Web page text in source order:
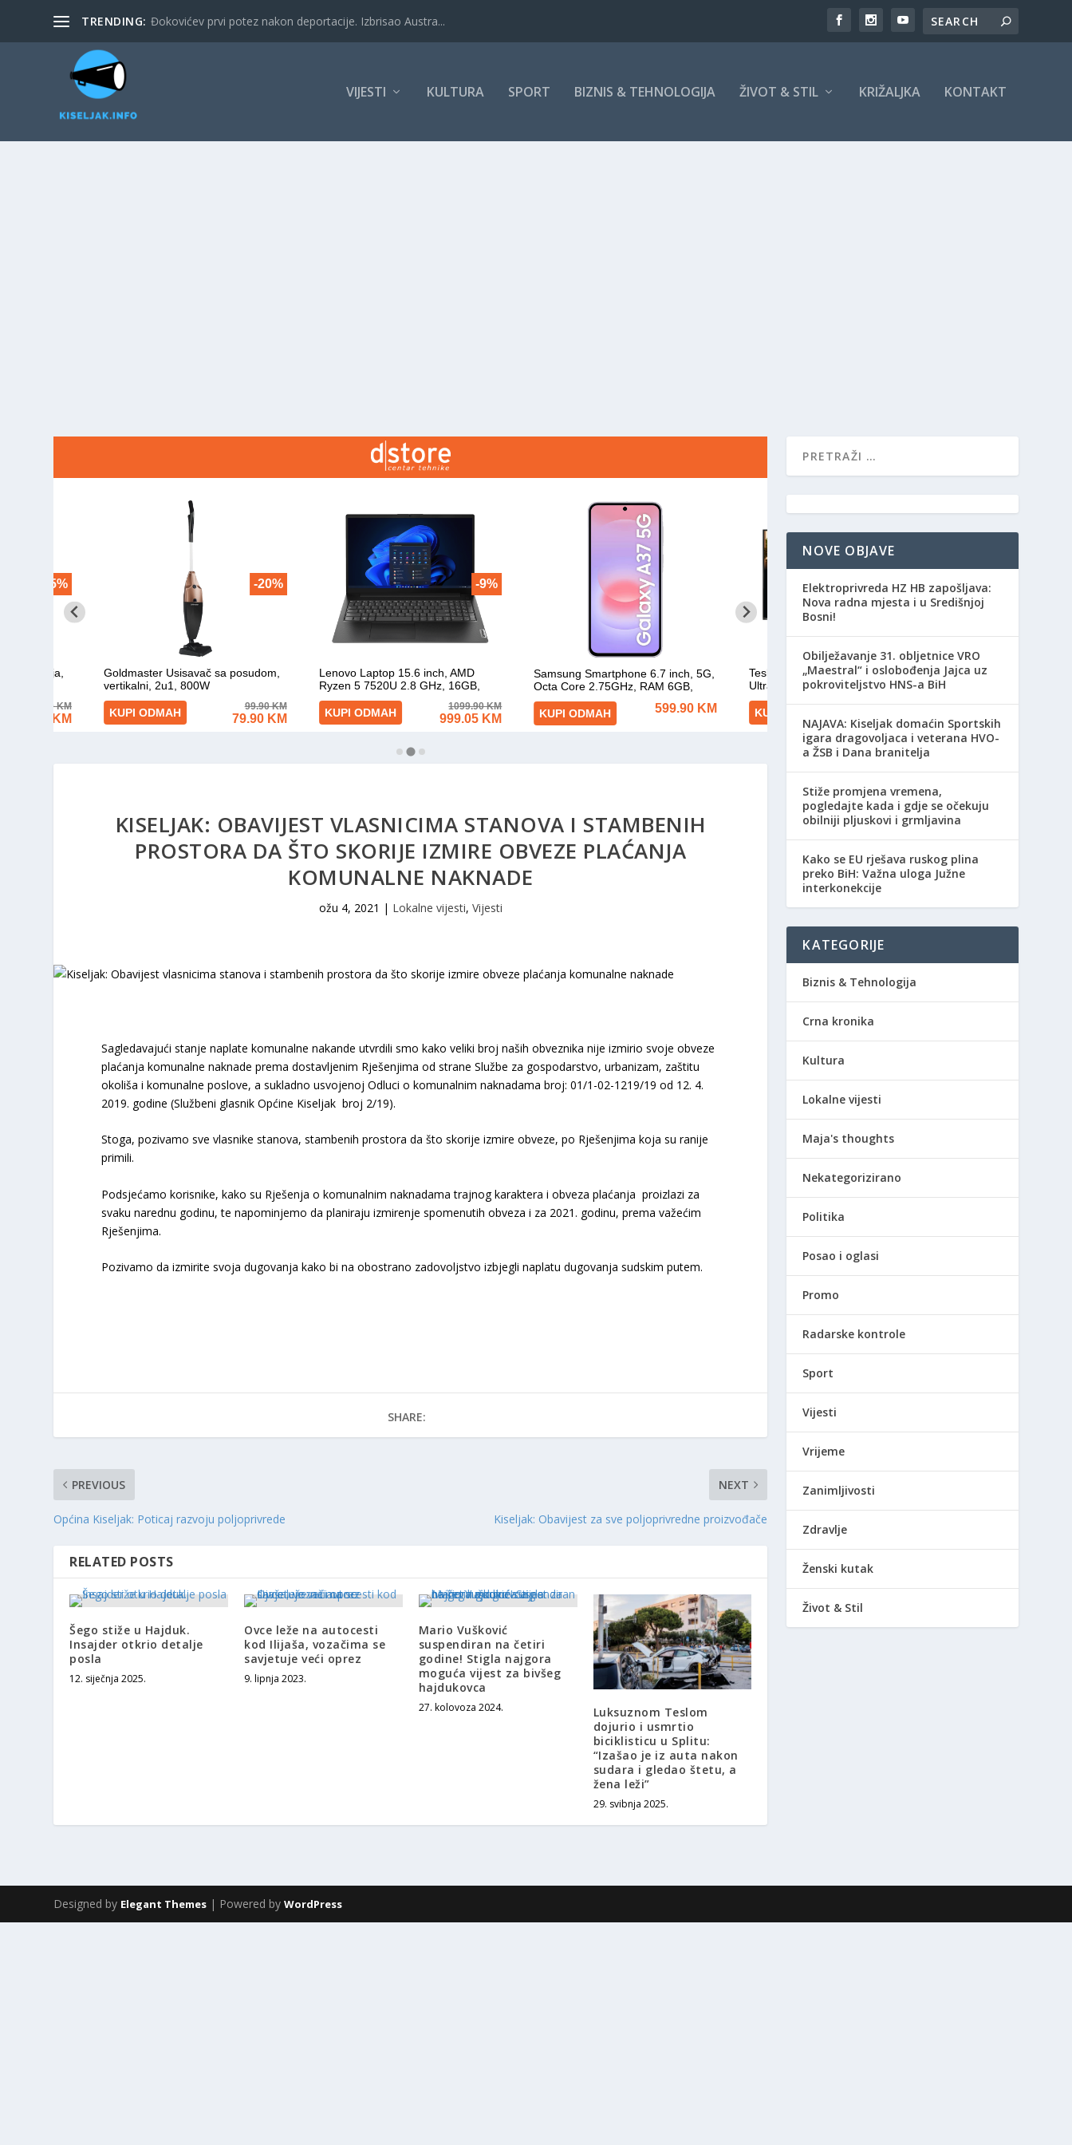
TRENDING: Đokovićev prvi potez nakon deportacije. Izbrisao Austra...
VIJESTI KULTURA SPORT BIZNIS & TEHNOLOGIJA ŽIVOT & STIL KRIŽALJKA KONTAKT
KISELJAK: OBAVIJEST VLASNICIMA STANOVA I STAMBENIH
PROSTORA DA ŠTO SKORIJE IZMIRE OBVEZE PLAĆANJA
KOMUNALNE NAKNADE
ožu 4, 2021 | Lokalne vijesti, Vijesti
Sagledavajući stanje naplate komunalne nakande utvrdili smo kako veliki broj naših obveznika nije izmirio svoje obveze
plaćanja komunalne naknade prema dostavljenim Rješenjima od strane Službe za gospodarstvo, urbanizam, zaštitu
okoliša i komunalne poslove, a sukladno usvojenoj Odluci o komunalnim naknadama broj: 01/1-02-1219/19 od 12. 4.
2019. godine (Službeni glasnik Općine Kiseljak broj 2/19).
Stoga, pozivamo sve vlasnike stanova, stambenih prostora da što skorije izmire obveze, po Rješenjima koja su ranije
primili.
Podsjećamo korisnike, kako su Rješenja o komunalnim naknadama trajnog karaktera i obveza plaćanja proizlazi za
svaku narednu godinu, te napominjemo da planiraju izmirenje spomenutih obveza i za 2021. godinu, prema važećim
Rješenjima.
Pozivamo da izmirite svoja dugovanja kako bi na obostrano zadovoljstvo izbjegli naplatu dugovanja sudskim putem.
SHARE:
PREVIOUS
Općina Kiseljak: Poticaj razvoju poljoprivrede
NEXT
Kiseljak: Obavijest za sve poljoprivredne proizvođače
RELATED POSTS
Šego stiže u Hajduk.
Insajder otkrio detalje
posla
12. siječnja 2025.
Ovce leže na autocesti
kod Ilijaša, vozačima se
savjetuje veći oprez
9. lipnja 2023.
Mario Vušković
suspendiran na četiri
godine! Stigla najgora
moguća vijest za bivšeg
hajdukovca
27. kolovoza 2024.
Luksuznom Teslom
dojurio i usmrtio
biciklisticu u Splitu:
“Izašao je iz auta nakon
sudara i gledao štetu, a
žena leži”
29. svibnja 2025.
NOVE OBJAVE
Elektroprivreda HZ HB zapošljava:
Nova radna mjesta i u Središnjoj
Bosni!
Obilježavanje 31. obljetnice VRO
„Maestral“ i oslobođenja Jajca uz
pokroviteljstvo HNS-a BiH
NAJAVA: Kiseljak domaćin Sportskih
igara dragovoljaca i veterana HVO-
a ŽSB i Dana branitelja
Stiže promjena vremena,
pogledajte kada i gdje se očekuju
obilniji pljuskovi i grmljavina
Kako se EU rješava ruskog plina
preko BiH: Važna uloga Južne
interkonekcije
KATEGORIJE
Biznis & Tehnologija
Crna kronika
Kultura
Lokalne vijesti
Maja's thoughts
Nekategorizirano
Politika
Posao i oglasi
Promo
Radarske kontrole
Sport
Vijesti
Vrijeme
Zanimljivosti
Zdravlje
Ženski kutak
Život & Stil
Designed by Elegant Themes | Powered byWordPress